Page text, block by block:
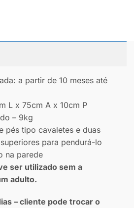
a partir de 10 meses até
L x 75cm A x 10cm P
– 9kg
pés tipo cavaletes e duas
para pendurá-lo
na parede
ser utilizado sem a
adulto.
– cliente pode trocar o